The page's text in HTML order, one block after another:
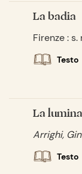
La badia
Firenze : s.
Testo
La
Arrighi,
Testo